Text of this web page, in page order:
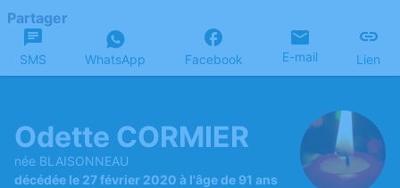
Partager
SMS WhatsApp Facebook E-mail Lien
Odette CORMIER
née BLAISONNEAU
décédée le 27 février 2020 à l'âge de 91 ans